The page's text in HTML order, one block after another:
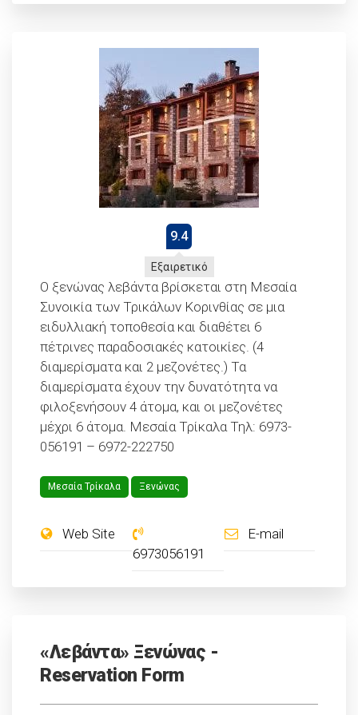
9.4
Εξαιρετικό
Ο ξενώνας λεβάντα βρίσκεται στη Μεσαία
Συνοικία των Τρικάλων Κορινθίας σε μια
ειδυλλιακή τοποθεσία και διαθέτει 6
πέτρινες παραδοσιακές κατοικίες. (4
διαμερίσματα και 2 μεζονέτες.) Τα
διαμερίσματα έχουν την δυνατότητα να
φιλοξενήσουν 4 άτομα, και οι μεζονέτες
μέχρι 6 άτομα. Μεσαία Τρίκαλα Τηλ: 6973-
056191 – 6972-222750
Μεσαία Τρίκαλα Ξενώνας
Web Site
6973056191
E-mail
«Λεβάντα» Ξενώνας -
Reservation Form